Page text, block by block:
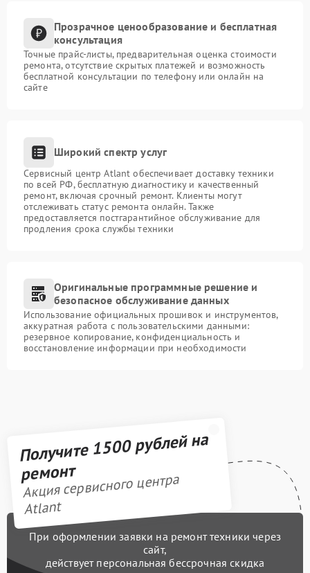
Прозрачное ценообразование и бесплатная
консультация
Точные прайс-листы, предварительная оценка стоимости
ремонта, отсутствие скрытых платежей и возможность
бесплатной консультации по телефону или онлайн на
сайте
Широкий спектр услуг
Сервисный центр Atlant обеспечивает доставку техники
по всей РФ, бесплатную диагностику и качественный
ремонт, включая срочный ремонт. Клиенты могут
отслеживать статус ремонта онлайн. Также
предоставляется постгарантийное обслуживание для
продления срока службы техники
Оригинальные программные решение и
безопасное обслуживание данных
Использование официальных прошивок и инструментов,
аккуратная работа с пользовательскими данными:
резервное копирование, конфиденциальность и
восстановление информации при необходимости
Получите 1500 рублей на
ремонт
Акция сервисного центра
Atlant
При оформлении заявки на ремонт техники через
сайт,
действует персональная бессрочная скидка